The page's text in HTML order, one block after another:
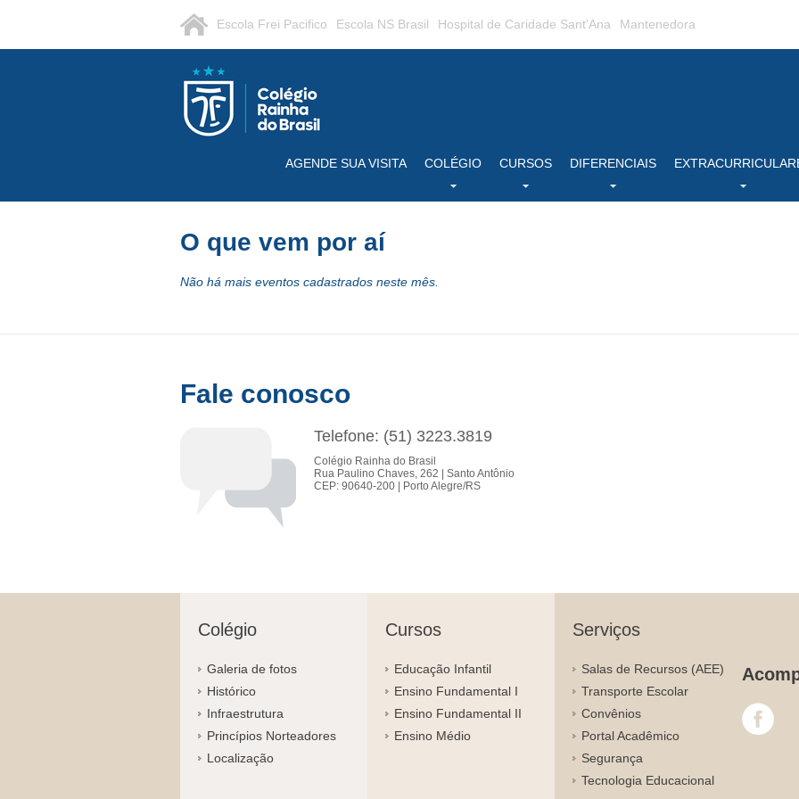
Escola Frei Pacifico Escola NS Brasil Hospital de Caridade Sant'Ana Mantenedora
AGENDE SUA VISITA COLÉGIO CURSOS DIFERENCIAIS
O que vem por aí
Não há mais eventos cadastrados neste mês.
Fale conosco
Telefone: (51) 3223.3819
Colégio Rainha do Brasil
Rua Paulino Chaves, 262 | Santo Antônio
CEP: 90640-200 | Porto Alegre/RS
Colégio
Galeria de fotos
Histórico
Infraestrutura
Princípios Norteadores
Localização
Cursos
Educação Infantil
Ensino Fundamental I
Ensino Fundamental II
Ensino Médio
Serviços
Salas de Recursos (AEE)
Transporte Escolar
Convênios
Portal Acadêmico
Segurança
Tecnologia Educacional